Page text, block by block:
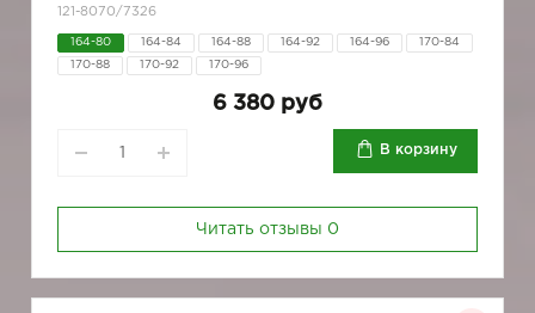
121-8070/7326
164-80 164-84 164-88 164-92 164-96 170-84
170-88 170-92 170-96
6 380 руб
В корзину
Читать отзывы 0